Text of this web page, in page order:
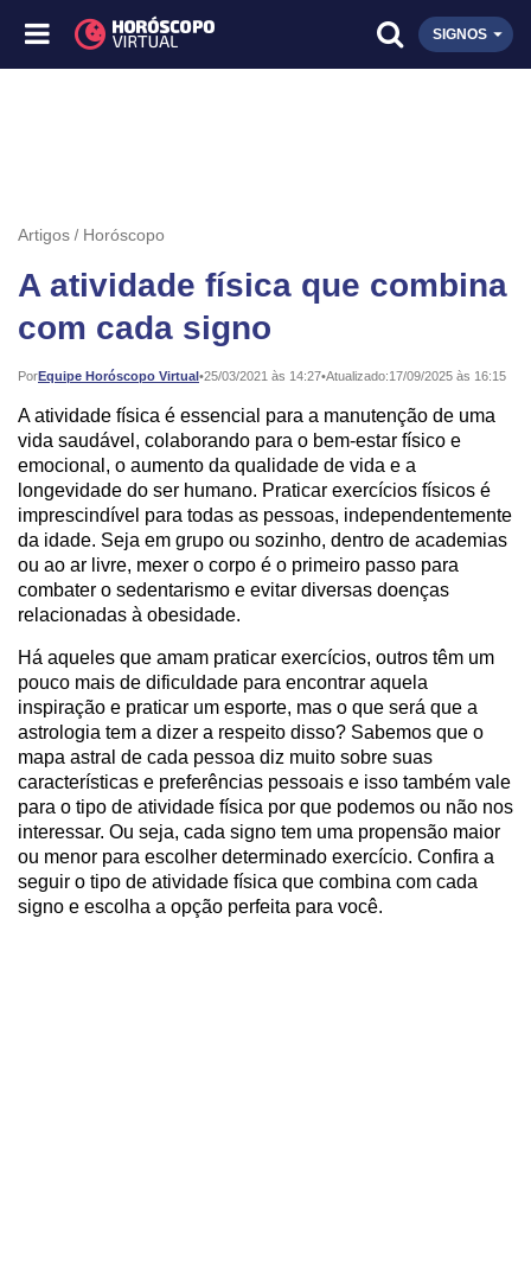
SIGNOS
Artigos Horóscopo
A atividade física que combina
com cada signo
PorEquipe Horóscopo Virtual•
Publicado: 25/03/2021 às 14:27•Atualizado:17/09/2025 às 16:15
A atividade física é essencial para a manutenção de uma
vida saudável, colaborando para o bem-estar físico e
emocional, o aumento da qualidade de vida e a
longevidade do ser humano. Praticar exercícios físicos é
imprescindível para todas as pessoas, independentemente
da idade. Seja em grupo ou sozinho, dentro de academias
ou ao ar livre, mexer o corpo é o primeiro passo para
combater o sedentarismo e evitar diversas doenças
relacionadas à obesidade.
Há aqueles que amam praticar exercícios, outros têm um
pouco mais de dificuldade para encontrar aquela
inspiração e praticar um esporte, mas o que será que a
astrologia tem a dizer a respeito disso? Sabemos que o
mapa astral de cada pessoa diz muito sobre suas
características e preferências pessoais e isso também vale
para o tipo de atividade física por que podemos ou não nos
interessar. Ou seja, cada signo tem uma propensão maior
ou menor para escolher determinado exercício. Confira a
seguir o tipo de atividade física que combina com cada
signo e escolha a opção perfeita para você.